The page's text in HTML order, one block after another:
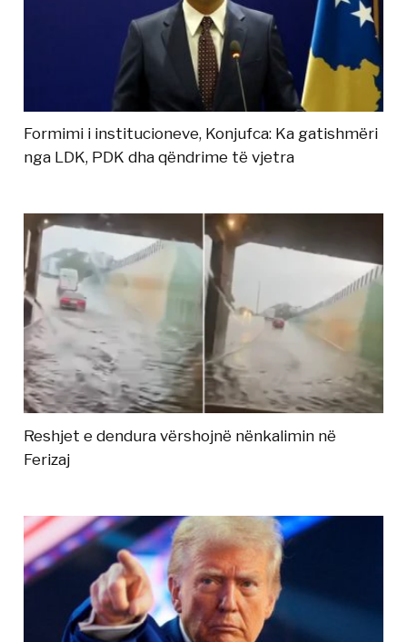
Formimi i institucioneve, Konjufca: Ka gatishmëri
nga LDK, PDK dha qëndrime të vjetra
Reshjet e dendura vërshojnë nënkalimin në
Ferizaj